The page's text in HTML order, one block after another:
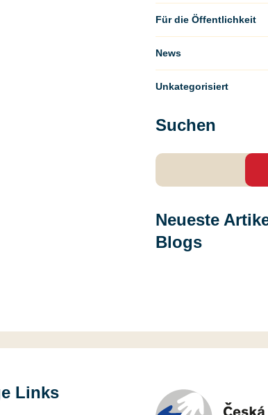
Für die Öffentlichkeit
News
Unkategorisiert
Suchen
Neueste
Blogs
Links